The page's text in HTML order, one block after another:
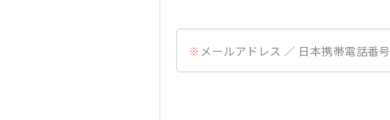
メールアドレス ／ 日本携帯電話番号